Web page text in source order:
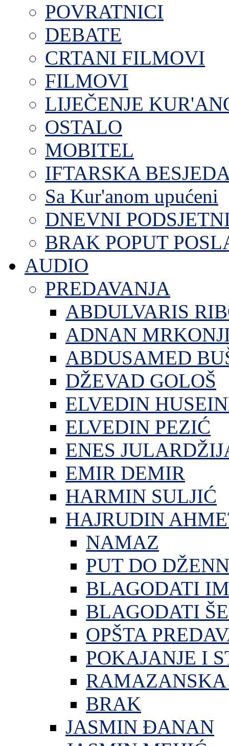
POVRATNICI
DEBATE
CRTANI FILMOVI
FILMOVI
LIJEČENJE
OSTALO
MOBITEL
IFTARSKA
Sa Kur'anom upućeni
DNEVNI
BRAK POPUT
AUDIO
PREDAVANJA
ABDULVARIS
ADNAN
ABDUSAMED
DŽEVAD GOLOŠ
ELVEDIN
ELVEDIN PEZIĆ
ENES
EMIR DEMIR
HARMIN SULJIĆ
HAJRUDIN
NAMAZ
PUT DO
BLAGODATI
BLAGODATI
OPŠTA
POKAJANJE I
RAMAZANSKA
BRAK
JASMIN ĐANAN